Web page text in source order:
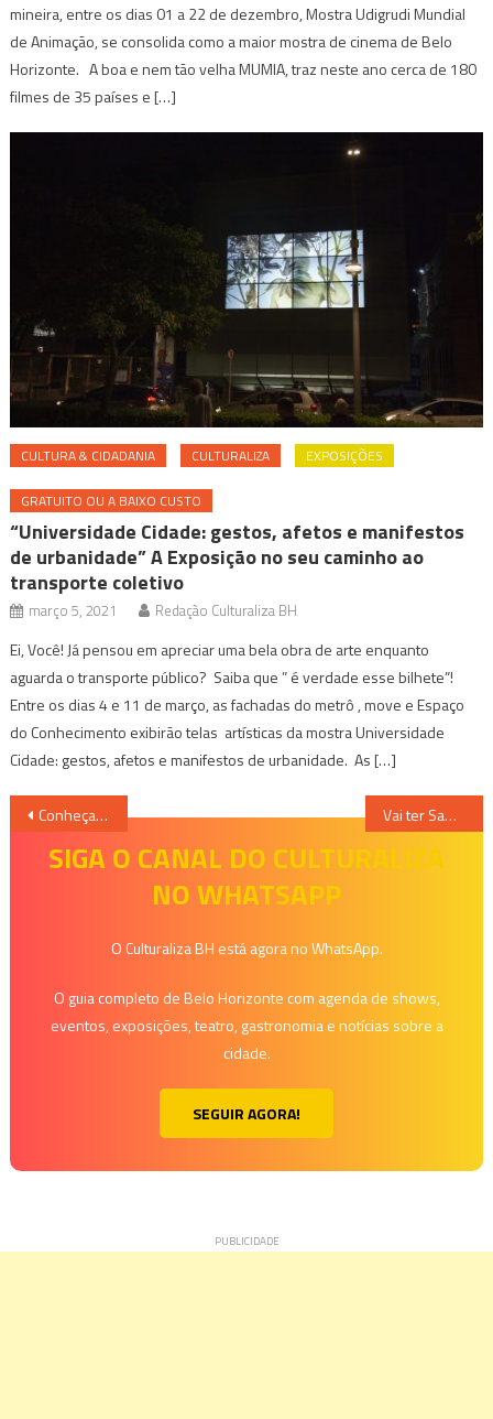
mineira, entre os dias 01 a 22 de dezembro, Mostra Udigrudi Mundial
de Animação, se consolida como a maior mostra de cinema de Belo
Horizonte. A boa e nem tão velha MUMIA, traz neste ano cerca de 180
filmes de 35 países e […]
CULTURA & CIDADANIA CULTURALIZA EXPOSIÇÕES
GRATUITO OU A BAIXO CUSTO
“Universidade Cidade: gestos, afetos e manifestos
de urbanidade” A Exposição no seu caminho ao
transporte coletivo
março 5, 2021 Redação Culturaliza BH
Ei, Você! Já pensou em apreciar uma bela obra de arte enquanto
aguarda o transporte público? Saiba que ” é verdade esse bilhete”!
Entre os dias 4 e 11 de março, as fachadas do metrô , move e Espaço
do Conhecimento exibirão telas artísticas da mostra Universidade
Cidade: gestos, afetos e manifestos de urbanidade. As […]
Navegação
Conheça as propostas de Áurea Carolina para o setor da cultura de BH Vai ter Samba: Mix Garden recebe os primeiros shows desde o início da pandemia
SIGA O CANAL DO CULTURALIZA
NO WHATSAPP
O Culturaliza BH está agora no WhatsApp.
O guia completo de Belo Horizonte com agenda de shows,
eventos, exposições, teatro, gastronomia e notícias sobre a
cidade.
SEGUIR AGORA!